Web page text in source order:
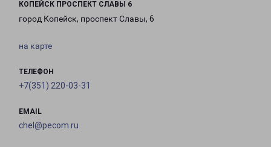
КОПЕЙСК ПРОСПЕКТ СЛАВЫ 6
город Копейск, проспект Славы, 6
на карте
ТЕЛЕФОН
+7(351) 220-03-31
EMAIL
chel@pecom.ru